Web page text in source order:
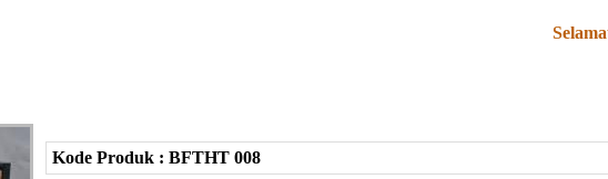
Selamat
Kode Produk : BFTHT 008